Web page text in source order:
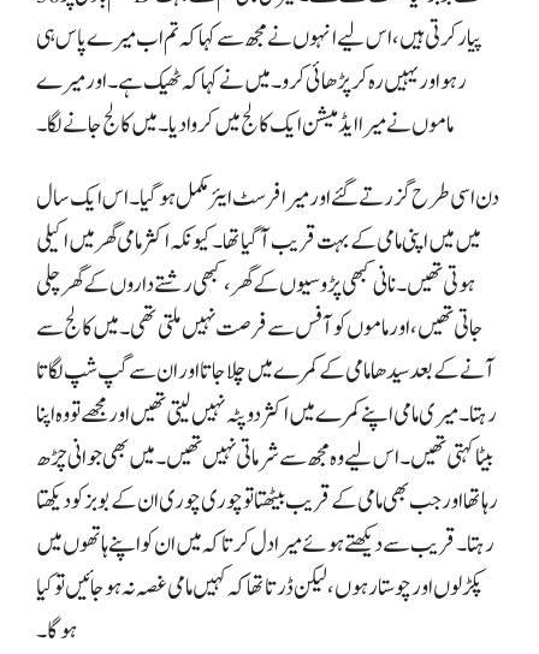
پیار کرتی ہیں، اس لیے انہوں نے مجھ سے کہا کہ تم اب میرے پاس ہی
رہو اور یہیں رہ کر پڑھائی کرو۔ میں نے کہا کہ ٹھیک ہے۔ اور میرے
ماموں نے میرا ایڈمیشن ایک کالج میں کروا دیا۔ میں کالج جانے لگا۔
دن اسی طرح گزرتے گئے اور میرا فرسٹ ایئر مکمل ہو گیا۔ اس ایک سال
میں میں اپنی مامی کے بہت قریب آ گیا تھا۔ کیونکہ اکثر مامی گھر میں اکیلی
ہوتی تھیں۔ نانی کبھی پڑوسیوں کے گھر، کبھی رشتے داروں کے گھر چلی
جاتی تھیں، اور ماموں کو آفس سے فرصت نہیں ملتی تھی۔ میں کالج سے
آنے کے بعد سیدھا مامی کے کمرے میں چلا جاتا اور ان سے گپ شپ لگاتا
رہتا۔ میری مامی اپنے کمرے میں اکثر دوپٹہ نہیں لیتی تھیں اور مجھے تو وہ اپنا
بیٹا کہتی تھیں۔ اس لیے وہ مجھ سے شرماتی نہیں تھیں۔ میں بھی جوانی چڑھ
رہا تھا اور جب بھی مامی کے قریب بیٹھتا تو چوری چوری ان کے بوبز کو دیکھتا
رہتا۔ قریب سے دیکھتے ہوئے میرا دل کرتا کہ میں ان کو اپنے ہاتھوں میں
پکڑ لوں اور چوستا رہوں، لیکن ڈرتا تھا کہ کہیں مامی غصہ نہ ہو جائیں تو کیا
ہوگا۔